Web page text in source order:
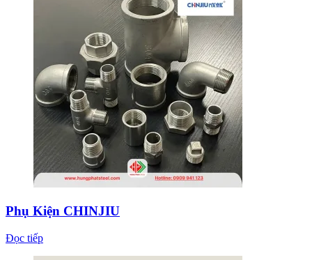
Phụ Kiện CHINJIU
Đọc tiếp